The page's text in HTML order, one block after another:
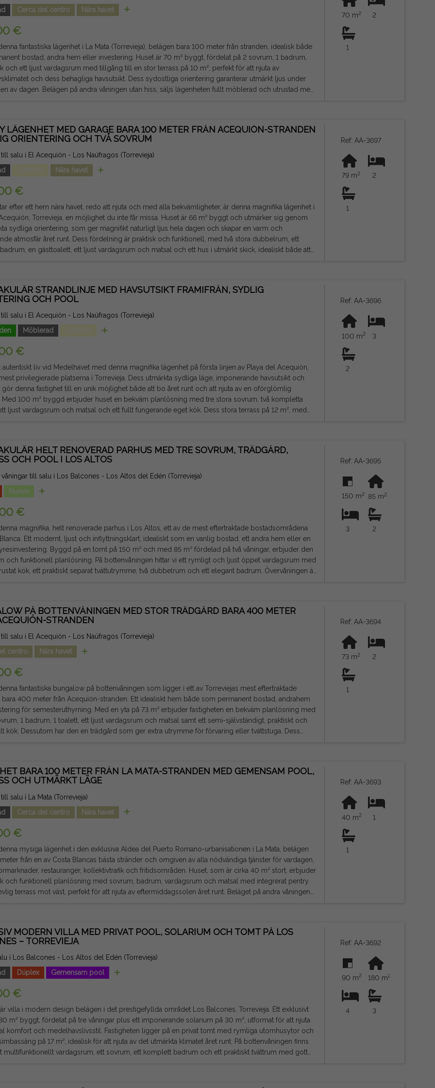
inte juridiskt bindande, och kan innehålla fel.
Cerca del centro Nära havet
€
fantastiska lägenhet i La Mata (Torrevieja), belägen bara 100 meter från stranden, idealisk både
andra hem eller investering. Huset är 70 m² byggt, fördelat på 2 sovrum, 1 badrum,
och ett ljust vardagsrum med tillgång till en stor terrass på 10 m², perfekt för att njuta av
och dess behagliga havsutsikt. Dess sydostliga orientering garanterar utmärkt ljus under
utan hiss, säljs lägenheten fullt möblerad och utrustad med
områden.
Avgifter och skatter ingår ej. Informationen som ges är indikativ och inte juridiskt bindande, och
fel.
70 m2 2
1
LÄGENHET MED GARAGE BARA 100 METER FRÅN ACEQUIÓN-STRANDEN
ORIENTERING OCH TVÅ SOVRUM
till salu i El Acequión - Los Naúfragos (Torrevieja)
Nära havet
€
efter ett hem nära havet, redo att njuta och med alla bekvämligheter, är denna magnifika lägenhet i
Torrevieja, en möjlighet du inte får missa. Huset är 66 m² byggt och utmärker sig genom
sydliga orientering, som ger magnifikt naturligt ljus hela dagen och skapar en varm och
fördelning är praktisk och funktionell, med två stora dubbelrum, ett
en gästtoalett, ett ljust vardagsrum och matsal och ett hus i utmärkt skick, idealiskt både att
kaféer, kollektivtrafik, apotek, hälsocenter och alla nödvändiga tjänster för vardagen bara några
och garageutrymmet
denna fastighet en utmärkt möjlighet både som permanent bostad, som andra hem för semester
hög lönsamhet. Missa inte denna möjlighet att bo nära Medelhavet eller att göra
i ett av de områden med störst efterfrågan i Torrevieja. Juridisk notis: Avgifter och skatter
som ges är indikativ och inte juridiskt bindande, och kan innehålla fel.
Ref: AA-3697
79 m2 2
1
STRANDLINJE MED HAVSUTSIKT FRAMIFRÅN, SYDLIG
OCH POOL
salu i El Acequión - Los Naúfragos (Torrevieja)
Möblerad
€
autentiskt liv vid Medelhavet med denna magnifika lägenhet på första linjen av Playa del Acequión,
privilegierade platserna i Torrevieja. Dess utmärkta sydliga läge, imponerande havsutsikt och
denna fastighet till en unik möjlighet både att bo året runt och att njuta av en oförglömlig
ljust vardagsrum och matsal och ett fullt fungerande eget kök. Dess stora terrass på 12 m², med
av alla tjänster, stormarknader, restauranger,
och kollektivtrafik, har denna fastighet alla egenskaper som krävs för att bli ditt hem vid havet eller
med stor potential för lönsamhet. En exceptionell möjlighet att njuta av oöverträffad
vid stranden. Juridisk notis: Avgifter och skatter ingår ej. Informationen som ges
och inte juridiskt bindande, och kan innehålla fel.
Ref: AA-3696
100 m2 3
2
HELT RENOVERAD PARHUS MED TRE SOVRUM, TRÄDGÅRD,
OCH POOL I LOS ALTOS
våningar till salu i Los Balcones - Los Altos del Edén (Torrevieja)
Nuevo
€
magnifika, helt renoverade parhus i Los Altos, ett av de mest eftertraktade bostadsområdena
Ett modernt, ljust och inflyttningsklart, idealiskt som en vanlig bostad, ett andra hem eller en
150 m² och med 85 m² fördelad på två våningar, erbjuder den
och funktionell planlösning. På bottenvåningen hittar vi ett rymligt och ljust öppet vardagsrum med
kök, ett praktiskt separat tvättutrymme, två dubbelrum och ett elegant badrum. Övervåningen är
restauranger, köpcentrum, skolor, golfbanor och stränderna i Orihuela Costa och Torrevieja,
bort. En fastighet med modern design, utmärkta ytskikt och ett privilegierat läge
egenskaper för att njuta av den autentiska medelhavslivsstilen. Juridisk notis: Avgifter och
ej. Informationen som ges är indikativ och inte juridiskt bindande, och kan innehålla fel.
Ref: AA-3695
150 m2 85 m2
3 2
PÅ BOTTENVÅNINGEN MED STOR TRÄDGÅRD BARA 400 METER
STRANDEN
till salu i El Acequión - Los Naúfragos (Torrevieja)
centro
Nära havet
€
fantastiska bungalow på bottenvåningen som ligger i ett av Torreviejas mest eftertraktade
bara 400 meter från Acequión-stranden. Ett idealiskt hem både som permanent bostad, andrahem
Med en yta på 73 m² erbjuder fastigheten en bekväm planlösning med
1 badrum, 1 toalett, ett ljust vardagsrum och matsal samt ett semi-självständigt, praktiskt och
kök. Dessutom har den en trädgård som ger extra utrymme för förvaring eller tvättstuga. Dess
läge möjliggör promenadåtkomst till stranden samt till stormarknader, butiker, restauranger,
tjänster. En magnifik möjlighet att njuta av havet och livskvaliteten som
och skatter ingår ej. Informationen som ges är indikativ och inte
och kan innehålla fel.
Ref: AA-3694
73 m2 2
1
BARA 100 METER FRÅN LA MATA-STRANDEN MED GEMENSAM POOL,
OCH UTMÄRKT LÄGE
salu i La Mata (Torrevieja)
Cerca del centro Nära havet
€
mysiga lägenhet i den exklusiva Aldea del Puerto Romano-urbanisationen i La Mata, belägen
från en av Costa Blancas bästa stränder och omgiven av alla nödvändiga tjänster för vardagen,
restauranger, kollektivtrafik och fritidsområden. Huset, som är cirka 40 m² stort, erbjuder
och funktionell planlösning med sovrum, badrum, vardagsrum och matsal med integrerat pentry
terrass mot väst, perfekt för att njuta av eftermiddagssolen året runt. Beläget på andra våningen
Juridisk notis: Avgifter och skatter ingår ej. Informationen som ges är
inte juridiskt bindande, och kan innehålla fel.
Ref: AA-3693
40 m2 1
1
MODERN VILLA MED PRIVAT POOL, SOLARIUM OCH TOMT PÅ LOS
– TORREVIEJA
i Los Balcones - Los Altos del Edén (Torrevieja)
Dúplex Gemensam pool
€
villa i modern design belägen i det prestigefyllda området Los Balcones, Torrevieja. Ett exklusivt
m² byggt, fördelat på tre våningar plus ett imponerande solarium på 30 m², utformat för att njuta
Fastigheten ligger på en privat tomt med rymliga utomhusytor och
på 17 m², idealisk för att njuta av det utmärkta klimatet året runt. På bottenvåningen finns
multifunktionellt vardagsrum, ett sovrum, ett komplett badrum och ett praktiskt tvättrum med gott
Ref: AA-3692
90 m2 180 m2
4 3